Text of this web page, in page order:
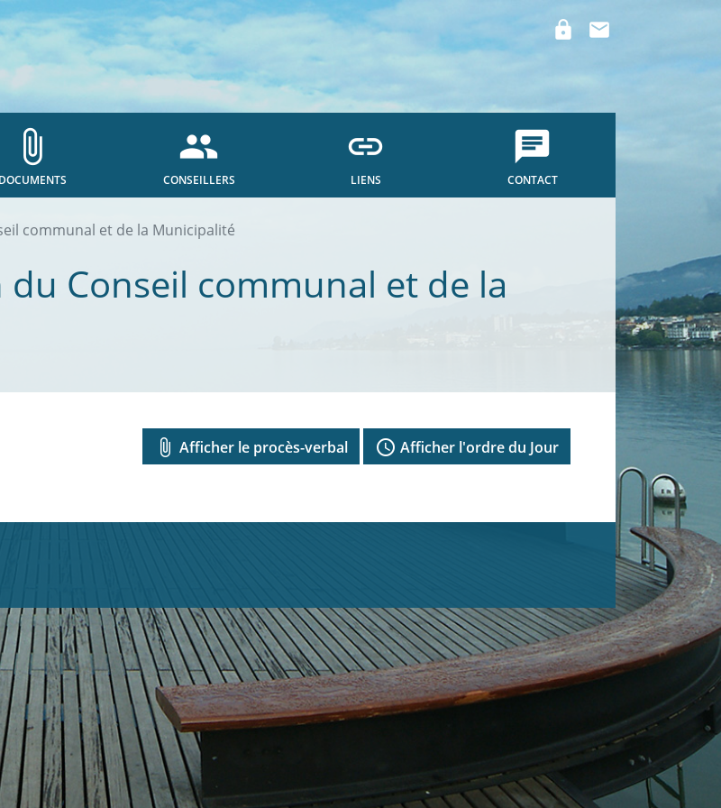
lock mail
attach_file
DOCUMENTS
people
CONSEILLERS
link
LIENS
chat
CONTACT
communal et de la Municipalité
Conseil communal et de la
attach_file Afficher le procès-verbal access_time Afficher l'ordre du Jour